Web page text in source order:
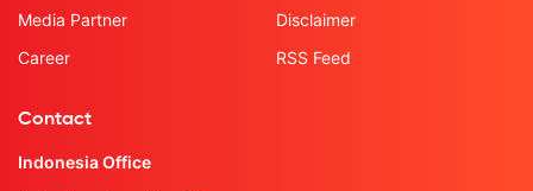
Media Partner
Career
Disclaimer
RSS Feed
Contact
Indonesia Office